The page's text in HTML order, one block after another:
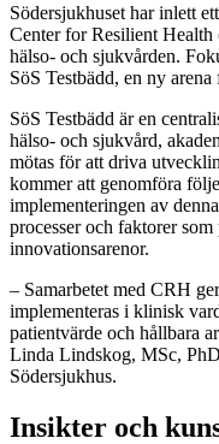
Södersjukhuset har inlett
Center for Resilient
hälso- och sjukvården.
SöS Testbädd, en ny
SöS Testbädd är en
hälso- och sjukvård,
mötas för att driva
kommer att genomföra
implementeringen av
processer och faktorer
innovationsarenor.
– Samarbetet med CRH
implementeras i klinisk
patientvärde och hållbara
Linda Lindskog, MSc,
Södersjukhus.
Insikter och